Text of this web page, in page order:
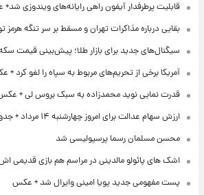
قابلیت پرطرفدار آیفون راهی رایانه‌های ویندوزی
بقایی درباره مذاکرات تهران و مسقط بر سر تنگه هرمز
سیگنال‌های جدید برای بازار طلا؛ پیش‌بینی قیمت سکه
آمریکا برخی از تحریم‌های مربوط به سپاه را لغو کرد
قدرت نمایی نوید محمدزاده به سبک بروس لی +
ارزش سهام عدالت برای امروز چهارشنبه ۱۴ مرداد + جدول
محسن مسلمان رسما پرسپولیسی شد
اشک های پائولو مالدینی در مراسم هم بازی قدیمی اش
پست مفهومی جدید پویا امینی وایرال شد + عکس